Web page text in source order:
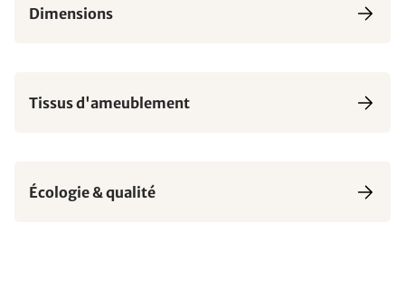
Dimensions
Tissus d'ameublement
Écologie & qualité